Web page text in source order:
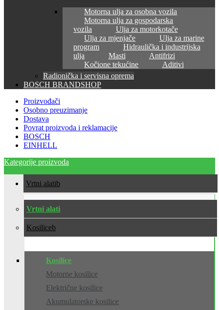
Motorna ulja za osobna vozila
Motorna ulja za gospodarska
vozila
Ulja za motorkotače
Ulja za mjenjače
Ulja za marine
program
Hidraulička i industrijska
ulja
Masti
Antifrizi
Kočione tekućine
Aditivi
Radionička i servisna oprema
BOSCH BRANDSHOP
Proizvođači
Osobno preuzimanje
Dostava
Povrat proizvoda i reklamacije
BOSCH
EINHELL
Kategorije proizvoda
Vrtni alati
Vrtni alati
Kosilice
Kosilice
Motorne kosilice
Električne kosilice
Akumulatorske kosilice